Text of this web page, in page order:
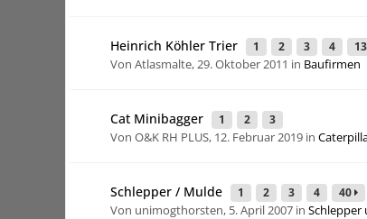
Heinrich Köhler Trier 1 2 3 4
Von Atlasmalte,29. Oktober 2011 in Baufirmen
Cat Minibagger 1 2 3
Von O&K RH PLUS, 12. Februar 2019 in
Schlepper / Mulde 1 2 3 4 40
Von unimogthorsten, 5. April 2007 in Schlepper